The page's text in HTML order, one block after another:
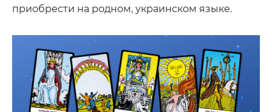
приобрести на родном, украинском языке.